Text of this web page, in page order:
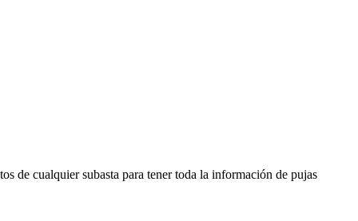
de cualquier subasta para tener toda la información de pujas